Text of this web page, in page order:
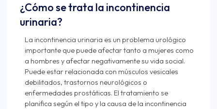
¿Cómo se trata la incontinencia
urinaria?
La incontinencia urinaria es un problema urológico
importante que puede afectar tanto a mujeres como
a hombres y afectar negativamente su vida social.
Puede estar relacionada con músculos vesicales
debilitados, trastornos neurológicos o
enfermedades prostáticas. El tratamiento se
planifica según el tipo y la causa de la incontinencia